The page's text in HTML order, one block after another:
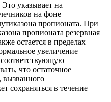
указывает на
на фоне
пропионата. При
пропионата резервная
остается в пределах
увеличение
соответствующую
что остаточное
вызванного
сохраняться в течение